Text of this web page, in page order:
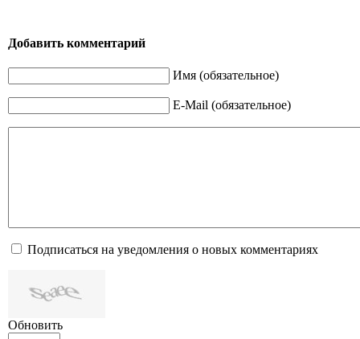
Добавить комментарий
Имя (обязательное)
E-Mail (обязательное)
Подписаться на уведомления о новых комментариях
Обновить